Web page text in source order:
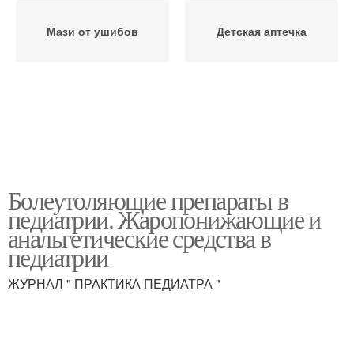
Мази от ушибов Детская аптечка
Болеутоляющие препараты в
педиатрии. Жаропонижающие и
анальгетические средства в
педиатрии
ЖУРНАЛ " ПРАКТИКА ПЕДИАТРА "